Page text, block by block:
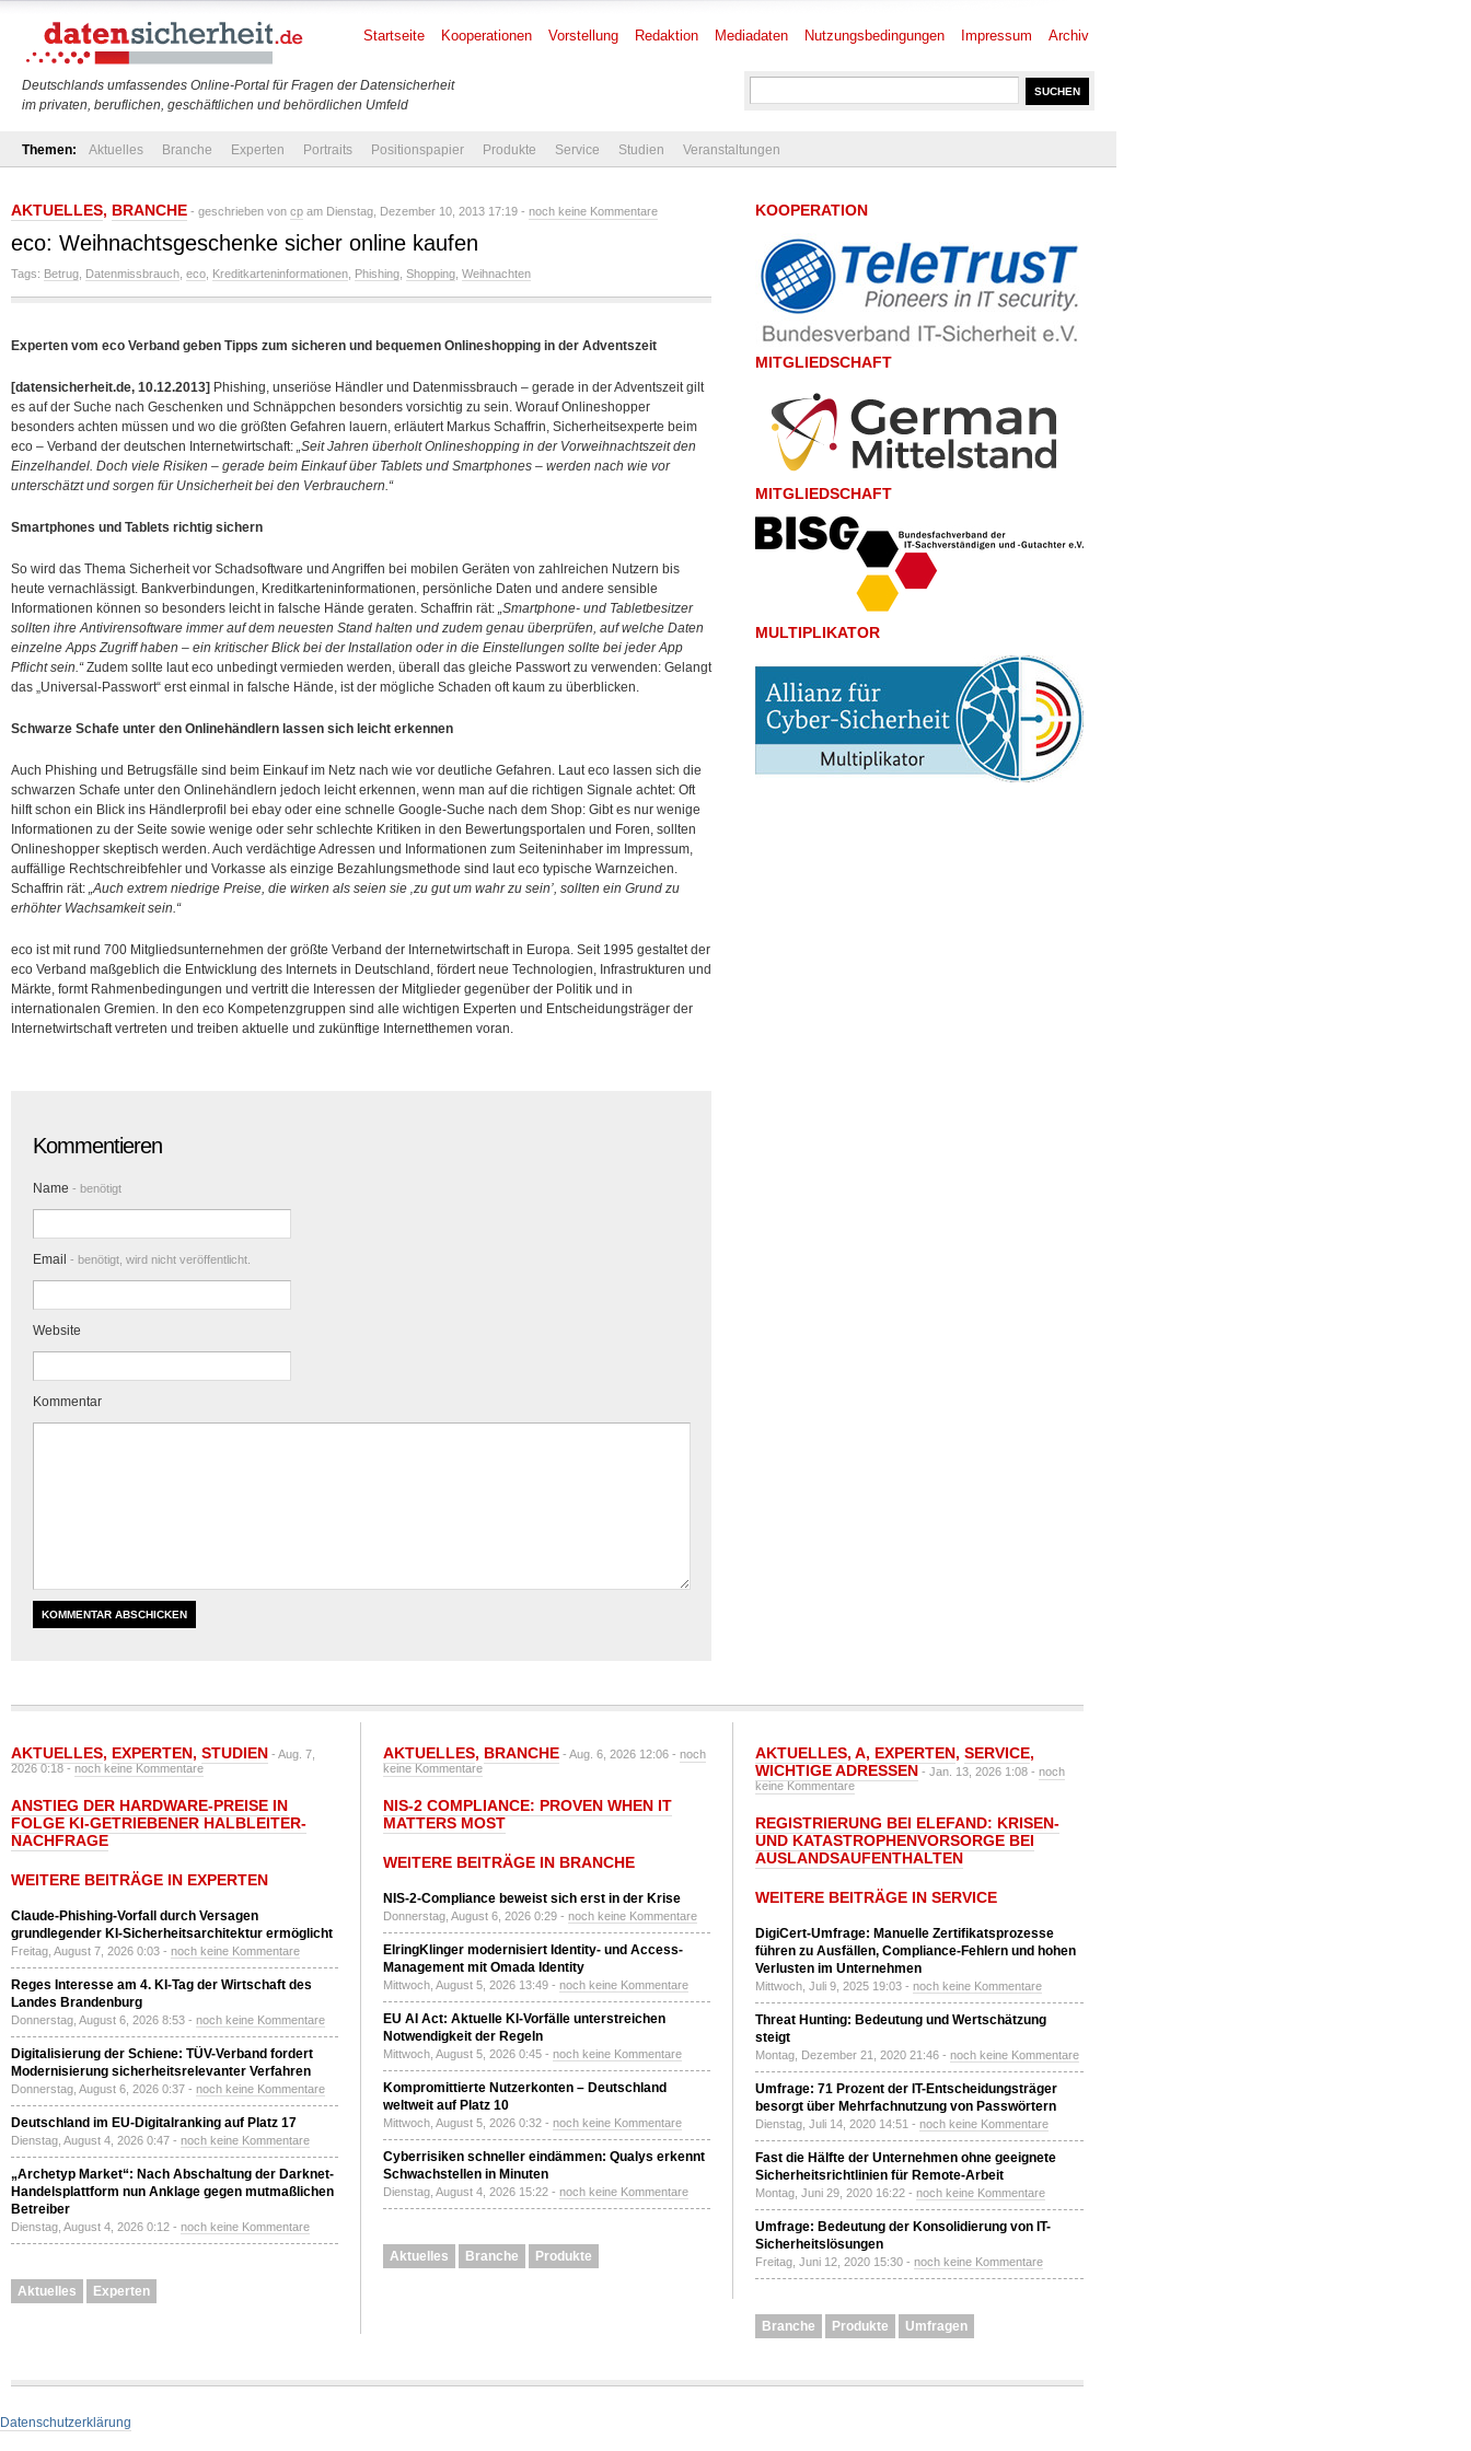
Deutschlands umfassendes Online-Portal für Fragen der Datensicherheit
im privaten, beruflichen, geschäftlichen und behördlichen Umfeld
Startseite Kooperationen Vorstellung Redaktion Mediadaten Nutzungsbedingungen Impressum Archiv
Themen: Aktuelles Branche Experten Portraits Positionspapier Produkte Service Studien Veranstaltungen
AKTUELLES, BRANCHE - geschrieben von cp am Dienstag, Dezember 10, 2013 17:19 - noch keine Kommentare
eco: Weihnachtsgeschenke sicher online kaufen
Tags: Betrug Datenmissbrauch eco Kreditkarteninformationen Phishing Shopping Weihnachten
Experten vom eco Verband geben Tipps zum sicheren und bequemen Onlineshopping in der Adventszeit
[datensicherheit.de, 10.12.2013] Phishing, unseriöse Händler und Datenmissbrauch – gerade in der Adventszeit gilt
es auf der Suche nach Geschenken und Schnäppchen besonders vorsichtig zu sein. Worauf Onlineshopper
besonders achten müssen und wo die größten Gefahren lauern, erläutert Markus Schaffrin, Sicherheitsexperte beim
eco – Verband der deutschen Internetwirtschaft: „Seit Jahren überholt Onlineshopping in der Vorweihnachtszeit den
Einzelhandel. Doch viele Risiken – gerade beim Einkauf über Tablets und Smartphones – werden nach wie vor
unterschätzt und sorgen für Unsicherheit bei den Verbrauchern.“
Smartphones und Tablets richtig sichern
So wird das Thema Sicherheit vor Schadsoftware und Angriffen bei mobilen Geräten von zahlreichen Nutzern bis
heute vernachlässigt. Bankverbindungen, Kreditkarteninformationen, persönliche Daten und andere sensible
Informationen können so besonders leicht in falsche Hände geraten. Schaffrin rät: „Smartphone- und Tabletbesitzer
sollten ihre Antivirensoftware immer auf dem neuesten Stand halten und zudem genau überprüfen, auf welche Daten
einzelne Apps Zugriff haben – ein kritischer Blick bei der Installation oder in die Einstellungen sollte bei jeder App
Pflicht sein.“Zudem sollte laut eco unbedingt vermieden werden, überall das gleiche Passwort zu verwenden: Gelangt
das „Universal-Passwort“ erst einmal in falsche Hände, ist der mögliche Schaden oft kaum zu überblicken.
Schwarze Schafe unter den Onlinehändlern lassen sich leicht erkennen
Auch Phishing und Betrugsfälle sind beim Einkauf im Netz nach wie vor deutliche Gefahren. Laut eco lassen sich die
schwarzen Schafe unter den Onlinehändlern jedoch leicht erkennen, wenn man auf die richtigen Signale achtet: Oft
hilft schon ein Blick ins Händlerprofil bei ebay oder eine schnelle Google-Suche nach dem Shop: Gibt es nur wenige
Informationen zu der Seite sowie wenige oder sehr schlechte Kritiken in den Bewertungsportalen und Foren, sollten
Onlineshopper skeptisch werden. Auch verdächtige Adressen und Informationen zum Seiteninhaber im Impressum,
auffällige Rechtschreibfehler und Vorkasse als einzige Bezahlungsmethode sind laut eco typische Warnzeichen.
Schaffrin rät: „Auch extrem niedrige Preise, die wirken als seien sie ‚zu gut um wahr zu sein’, sollten ein Grund zu
erhöhter Wachsamkeit sein.“
eco ist mit rund 700 Mitgliedsunternehmen der größte Verband der Internetwirtschaft in Europa. Seit 1995 gestaltet der
eco Verband maßgeblich die Entwicklung des Internets in Deutschland, fördert neue Technologien, Infrastrukturen und
Märkte, formt Rahmenbedingungen und vertritt die Interessen der Mitglieder gegenüber der Politik und in
internationalen Gremien. In den eco Kompetenzgruppen sind alle wichtigen Experten und Entscheidungsträger der
Internetwirtschaft vertreten und treiben aktuelle und zukünftige Internetthemen voran.
Kommentieren
Name - benötigt
Email - benötigt, wird nicht veröffentlicht.
Website
Kommentar
KOOPERATION
MITGLIEDSCHAFT
MITGLIEDSCHAFT
MULTIPLIKATOR
AKTUELLES, EXPERTEN, STUDIEN - Aug. 7,
2026 0:18 -noch keine Kommentare
ANSTIEG DER HARDWARE-PREISE IN
FOLGE KI-GETRIEBENER HALBLEITER-
NACHFRAGE
WEITERE BEITRÄGE IN EXPERTEN
Claude-Phishing-Vorfall durch Versagen
grundlegender KI-Sicherheitsarchitektur ermöglicht
Freitag, August 7, 2026 0:03 - noch keine Kommentare
Reges Interesse am 4. KI-Tag der Wirtschaft des
Landes Brandenburg
Donnerstag, August 6, 2026 8:53 - noch keine Kommentare
Digitalisierung der Schiene: TÜV-Verband fordert
Modernisierung sicherheitsrelevanter Verfahren
Donnerstag, August 6, 2026 0:37 - noch keine Kommentare
Deutschland im EU-Digitalranking auf Platz 17
Dienstag, August 4, 2026 0:47 - noch keine Kommentare
„Archetyp Market“: Nach Abschaltung der Darknet-
Handelsplattform nun Anklage gegen mutmaßlichen
Betreiber
Dienstag, August 4, 2026 0:12 - noch keine Kommentare
Aktuelles Experten
AKTUELLES, BRANCHE - Aug. 6, 2026 12:06 - noch
keine Kommentare
NIS-2 COMPLIANCE: PROVEN WHEN IT
MATTERS MOST
WEITERE BEITRÄGE IN BRANCHE
NIS-2-Compliance beweist sich erst in der Krise
Donnerstag, August 6, 2026 0:29 - noch keine Kommentare
ElringKlinger modernisiert Identity- und Access-
Management mit Omada Identity
Mittwoch, August 5, 2026 13:49 - noch keine Kommentare
EU AI Act: Aktuelle KI-Vorfälle unterstreichen
Notwendigkeit der Regeln
Mittwoch, August 5, 2026 0:45 - noch keine Kommentare
Kompromittierte Nutzerkonten – Deutschland
weltweit auf Platz 10
Mittwoch, August 5, 2026 0:32 - noch keine Kommentare
Cyberrisiken schneller eindämmen: Qualys erkennt
Schwachstellen in Minuten
Dienstag, August 4, 2026 15:22 - noch keine Kommentare
Aktuelles Branche Produkte
AKTUELLES, A, EXPERTEN, SERVICE,
WICHTIGE ADRESSEN - Jan. 13, 2026 1:08 - noch
keine Kommentare
REGISTRIERUNG BEI ELEFAND: KRISEN-
UND KATASTROPHENVORSORGE BEI
AUSLANDSAUFENTHALTEN
WEITERE BEITRÄGE IN SERVICE
DigiCert-Umfrage: Manuelle Zertifikatsprozesse
führen zu Ausfällen, Compliance-Fehlern und hohen
Verlusten im Unternehmen
Mittwoch, Juli 9, 2025 19:03 - noch keine Kommentare
Threat Hunting: Bedeutung und Wertschätzung
steigt
Montag, Dezember 21, 2020 21:46 - noch keine Kommentare
Umfrage: 71 Prozent der IT-Entscheidungsträger
besorgt über Mehrfachnutzung von Passwörtern
Dienstag, Juli 14, 2020 14:51 - noch keine Kommentare
Fast die Hälfte der Unternehmen ohne geeignete
Sicherheitsrichtlinien für Remote-Arbeit
Montag, Juni 29, 2020 16:22 - noch keine Kommentare
Umfrage: Bedeutung der Konsolidierung von IT-
Sicherheitslösungen
Freitag, Juni 12, 2020 15:30 - noch keine Kommentare
Branche Produkte Umfragen
Datenschutzerklärung